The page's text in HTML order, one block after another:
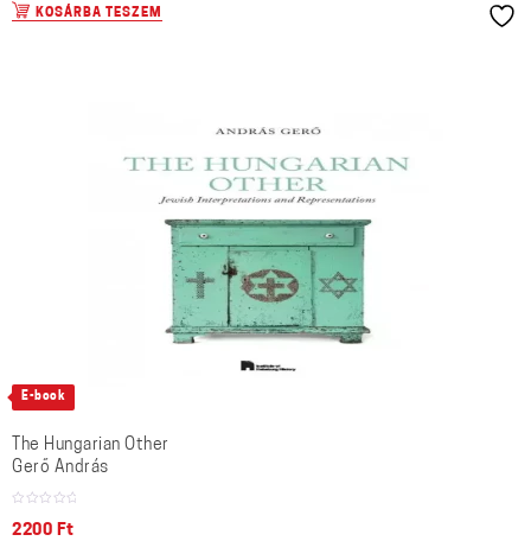
KOSÁRBA TESZEM
E-book
The Hungarian Other
Gerő András
2200 Ft